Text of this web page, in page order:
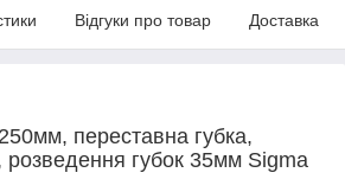
Відгуки про товар Доставка
переставна губка,
розведення губок 35мм Sigma